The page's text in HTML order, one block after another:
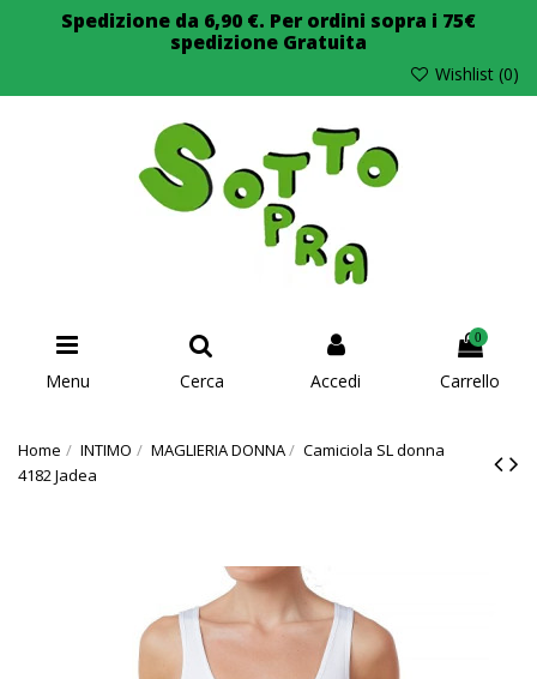
Spedizione da 6,90 €. Per ordini sopra i 75€
spedizione Gratuita
Wishlist (0)
Menu Cerca Accedi
0
Carrello
Home INTIMO MAGLIERIA DONNA
Camiciola SL donna
4182 Jadea